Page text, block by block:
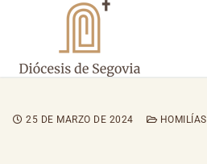
25 DE MARZO DE 2024 HOMILÍAS